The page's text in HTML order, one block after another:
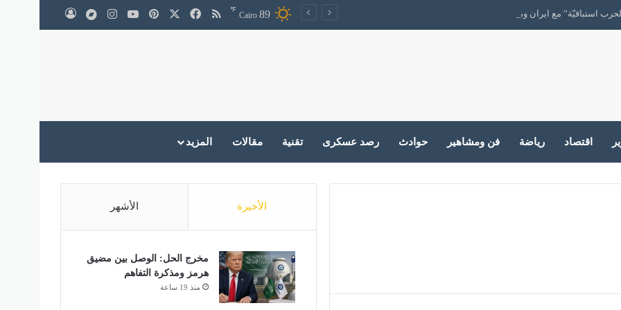
استباقيّة” مع ايران وما بعدها Cairo 89
℉ ملخص الموقع RSS
فيسبوك بينتيريست‫YouTubeانستقرامmedium
اقتصاد رياضة فن ومشاهير حوادث رصد عسكرى تقنية مقالات المزيد
الأخيرة الأشهر
مخرج الحل: الوصل بين مضيق
هرمز ومذكرة التفاهم
منذ 19 ساعة